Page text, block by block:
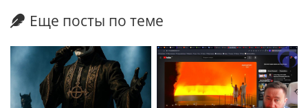
Еще посты по теме